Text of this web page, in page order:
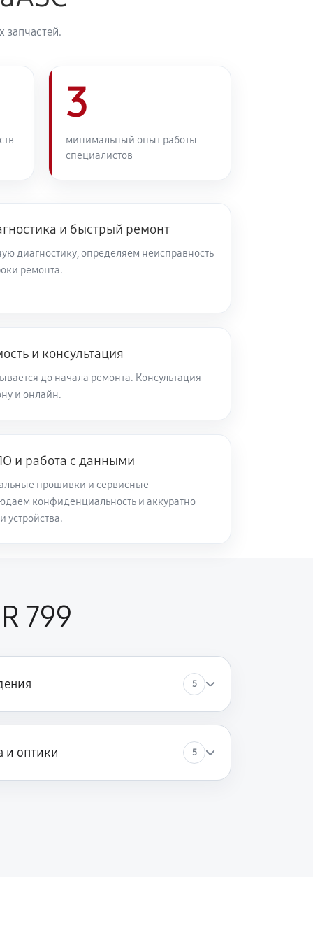
запчастей.
3
минимальный опыт работы
специалистов
и быстрый ремонт
диагностику, определяем неисправность
ремонта.
и консультация
до начала ремонта. Консультация
и онлайн.
и работа с данными
прошивки и сервисные
конфиденциальность и аккуратно
устройства.
799
5
и оптики 5